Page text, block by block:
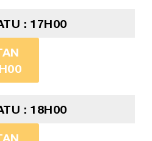
: 17H00
: 18H00